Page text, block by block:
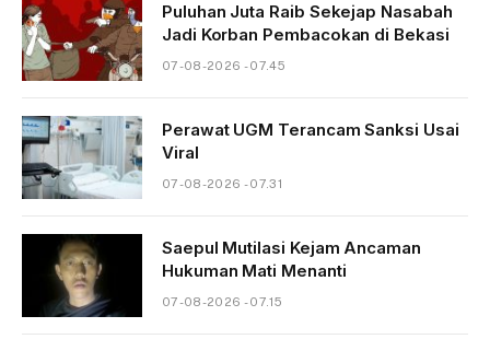
Puluhan Juta Raib Sekejap Nasabah
Jadi Korban Pembacokan di Bekasi
07-08-2026 - 07.45
Perawat UGM Terancam Sanksi Usai
Viral
07-08-2026 - 07.31
Saepul Mutilasi Kejam Ancaman
Hukuman Mati Menanti
07-08-2026 - 07.15